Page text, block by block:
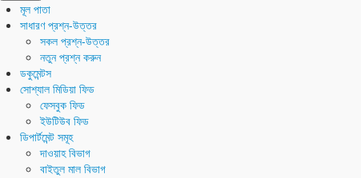
মূল পাতা
সাধারণ প্রশ্ন-উত্তর
সকল প্রশ্ন-উত্তর
নতুন প্রশ্ন করুন
ডকুমেন্টস
সোশ্যাল মিডিয়া ফিড
ফেসবুক ফিড
ইউটিউব ফিড
ডিপার্টমেন্ট সমূহ
দাওয়াহ বিভাগ
বাইতুল মাল বিভাগ